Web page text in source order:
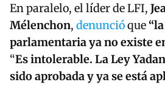
En paralelo, el líder de LFI,
Mélenchon, denuncióque
parlamentaria ya no existe
“Es intolerable. La Ley
sido aprobada y ya se está